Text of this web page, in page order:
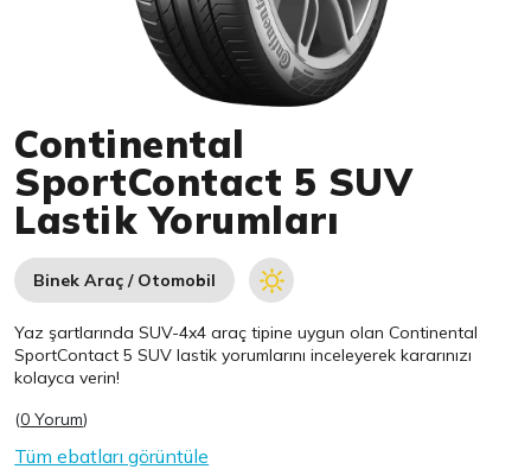
Continental
SportContact 5 SUV
Lastik Yorumları
Binek Araç / Otomobil
Yaz şartlarında SUV-4x4 araç tipine uygun olanContinental
SportContact 5 SUV lastik yorumlarını inceleyerek kararınızı
kolayca verin!
(0 Yorum)
Tüm ebatları görüntüle